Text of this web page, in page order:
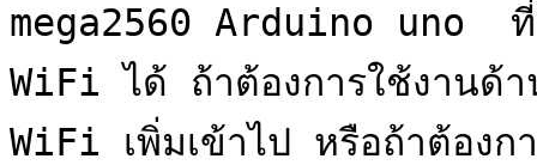
mega2560 Arduino uno  ที่
WiFi ได้ ถ้าต้องการใช้งานด้
WiFi เพิ่มเข้าไป หรือถ้าต้อ